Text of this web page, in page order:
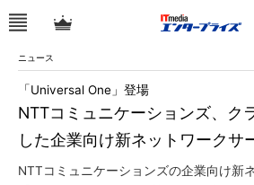
ニュース
NTTコミュニケーションズ、ク
した企業向け新ネットワークサ
「Universal One」登場
NTTコミュニケーションズの企業向け新